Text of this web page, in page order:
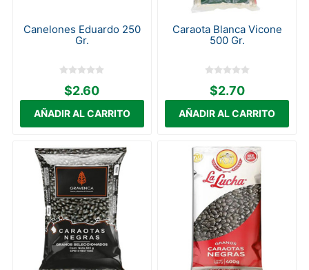
Canelones Eduardo 250
Gr.
$2.60
Caraota Blanca Vicone
500 Gr.
$2.70